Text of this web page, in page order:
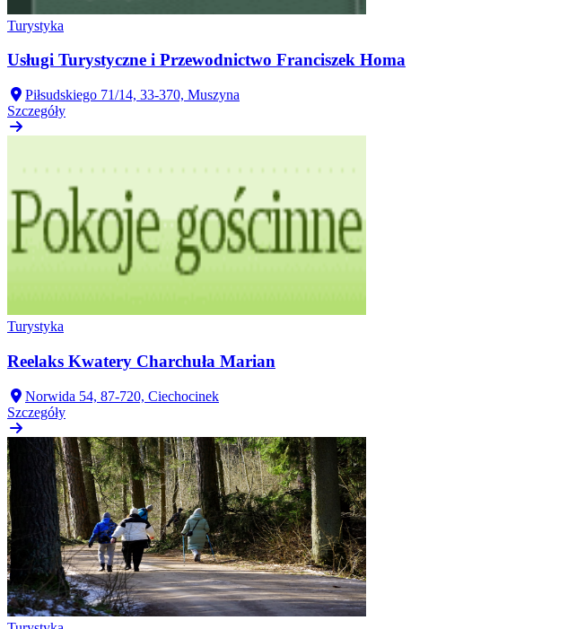
Turystyka
Usługi Turystyczne i Przewodnictwo Franciszek Homa
Piłsudskiego 71/14, 33-370, Muszyna
Szczegóły
Turystyka
Reelaks Kwatery Charchuła Marian
Norwida 54, 87-720, Ciechocinek
Szczegóły